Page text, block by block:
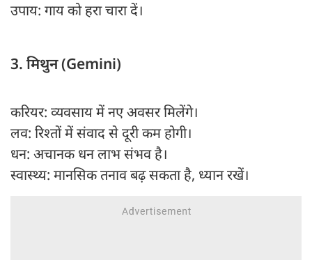
उपाय: गाय को हरा चारा दें।
3. मिथुन (Gemini)
करियर: व्यवसाय में नए अवसर मिलेंगे।
लव: रिश्तों में संवाद से दूरी कम होगी।
धन: अचानक धन लाभ संभव है।
स्वास्थ्य: मानसिक तनाव बढ़ सकता है, ध्यान रखें।